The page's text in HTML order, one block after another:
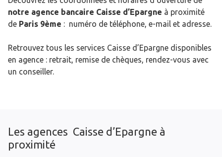
notre agence bancaire Caisse d’Epargne à proximité
de Paris 9ème : numéro de téléphone, e-mail et adresse.
Retrouvez tous les services Caisse d’Epargne disponibles
en agence : retrait, remise de chèques, rendez-vous avec
un conseiller.
Les agences Caisse d’Epargne à
proximité